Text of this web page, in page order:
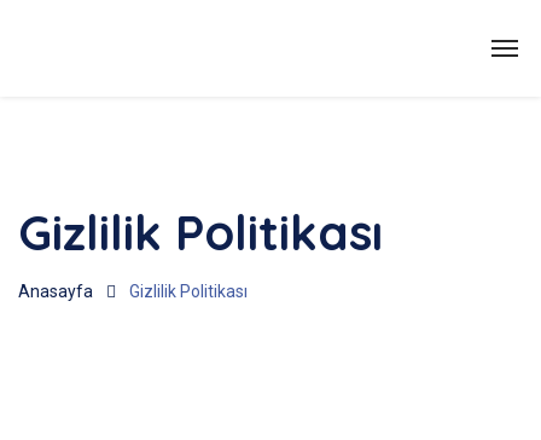
Gizlilik Politikası
Anasayfa Gizlilik Politikası